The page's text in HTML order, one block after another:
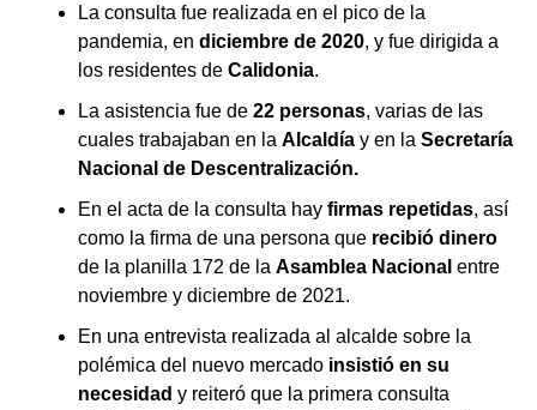
La consulta fue realizada en el pico de la
pandemia, en diciembre de 2020, y fue dirigida a
los residentes de Calidonia.
La asistencia fue de 22 personas, varias de las
cuales trabajaban en la Alcaldía y en la Secretaría
Nacional de Descentralización.
En el acta de la consulta hay firmas repetidas, así
como la firma de una persona que recibió dinero
de la planilla 172 de la Asamblea Nacional entre
noviembre y diciembre de 2021.
En una entrevista realizada al alcalde sobre la
polémica del nuevo mercado insistió en su
necesidad y reiteró que la primera consulta